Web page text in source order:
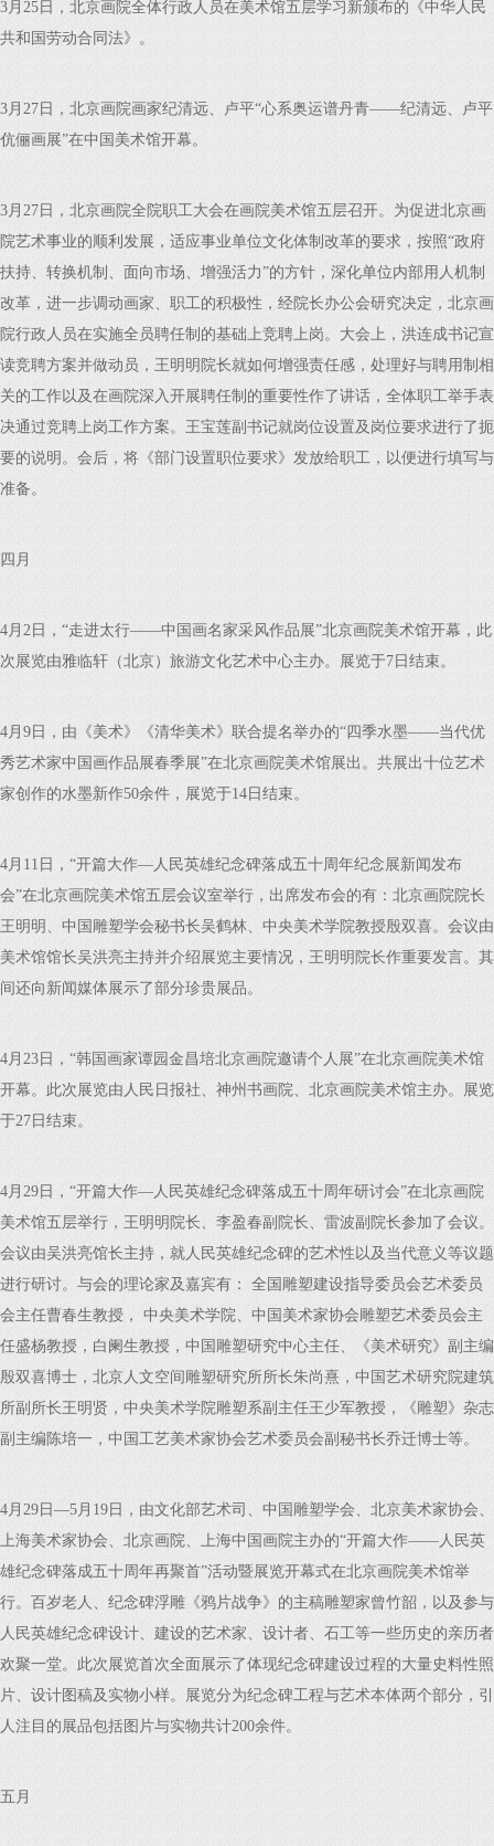
3月25日，北京画院全体行政人员在美术馆五层学习新颁布的《中华人民
共和国劳动合同法》。
3月27日，北京画院画家纪清远、卢平“心系奥运谱丹青——纪清远、卢平
伉俪画展”在中国美术馆开幕。
3月27日，北京画院全院职工大会在画院美术馆五层召开。为促进北京画
院艺术事业的顺利发展，适应事业单位文化体制改革的要求，按照“政府
扶持、转换机制、面向市场、增强活力”的方针，深化单位内部用人机制
改革，进一步调动画家、职工的积极性，经院长办公会研究决定，北京画
院行政人员在实施全员聘任制的基础上竞聘上岗。大会上，洪连成书记宣
读竞聘方案并做动员，王明明院长就如何增强责任感，处理好与聘用制相
关的工作以及在画院深入开展聘任制的重要性作了讲话，全体职工举手表
决通过竞聘上岗工作方案。王宝莲副书记就岗位设置及岗位要求进行了扼
要的说明。会后，将《部门设置职位要求》发放给职工，以便进行填写与
准备。
四月
4月2日，“走进太行——中国画名家采风作品展”北京画院美术馆开幕，此
次展览由雅临轩（北京）旅游文化艺术中心主办。展览于7日结束。
4月9日，由《美术》《清华美术》联合提名举办的“四季水墨——当代优
秀艺术家中国画作品展春季展”在北京画院美术馆展出。共展出十位艺术
家创作的水墨新作50余件，展览于14日结束。
4月11日，“开篇大作—人民英雄纪念碑落成五十周年纪念展新闻发布
会”在北京画院美术馆五层会议室举行，出席发布会的有：北京画院院长
王明明、中国雕塑学会秘书长吴鹤林、中央美术学院教授殷双喜。会议由
美术馆馆长吴洪亮主持并介绍展览主要情况，王明明院长作重要发言。其
间还向新闻媒体展示了部分珍贵展品。
4月23日，“韩国画家谭园金昌培北京画院邀请个人展”在北京画院美术馆
开幕。此次展览由人民日报社、神州书画院、北京画院美术馆主办。展览
于27日结束。
4月29日，“开篇大作—人民英雄纪念碑落成五十周年研讨会”在北京画院
美术馆五层举行，王明明院长、李盈春副院长、雷波副院长参加了会议。
会议由吴洪亮馆长主持，就人民英雄纪念碑的艺术性以及当代意义等议题
进行研讨。与会的理论家及嘉宾有： 全国雕塑建设指导委员会艺术委员
会主任曹春生教授， 中央美术学院、中国美术家协会雕塑艺术委员会主
任盛杨教授，白阑生教授，中国雕塑研究中心主任、《美术研究》副主编
殷双喜博士，北京人文空间雕塑研究所所长朱尚熹，中国艺术研究院建筑
所副所长王明贤，中央美术学院雕塑系副主任王少军教授，《雕塑》杂志
副主编陈培一，中国工艺美术家协会艺术委员会副秘书长乔迁博士等。
4月29日—5月19日，由文化部艺术司、中国雕塑学会、北京美术家协会、
上海美术家协会、北京画院、上海中国画院主办的“开篇大作——人民英
雄纪念碑落成五十周年再聚首”活动暨展览开幕式在北京画院美术馆举
行。百岁老人、纪念碑浮雕《鸦片战争》的主稿雕塑家曾竹韶，以及参与
人民英雄纪念碑设计、建设的艺术家、设计者、石工等一些历史的亲历者
欢聚一堂。此次展览首次全面展示了体现纪念碑建设过程的大量史料性照
片、设计图稿及实物小样。展览分为纪念碑工程与艺术本体两个部分，引
人注目的展品包括图片与实物共计200余件。
五月